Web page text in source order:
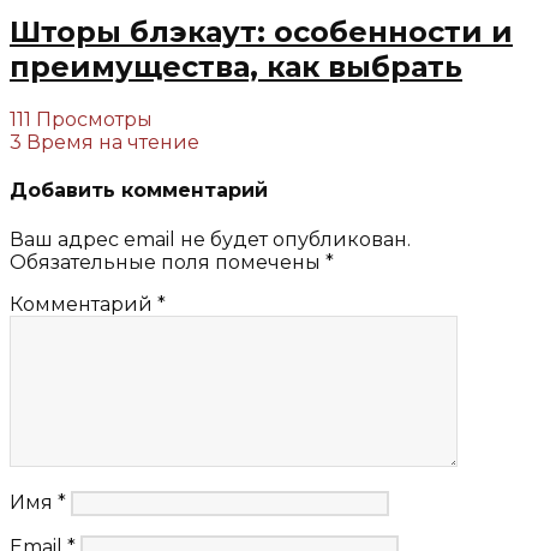
Шторы блэкаут: особенности и
преимущества, как выбрать
111 Просмотры
3 Время на чтение
Добавить комментарий
Ваш адрес email не будет опубликован.
Обязательные поля помечены *
Комментарий *
Имя *
Email *